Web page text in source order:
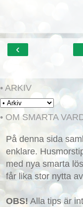
‹
• ARKIV
• OM SMARTA
På denna sida
enklare.
med nya smarta
får lika stor nytta
OBS!Alla tips är